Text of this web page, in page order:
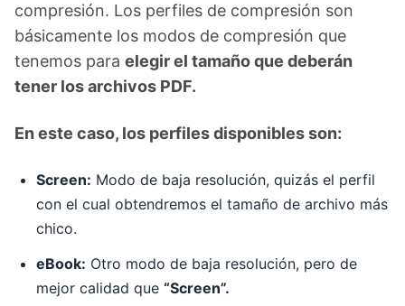
compresión. Los perfiles de compresión son
básicamente los modos de compresión que
tenemos para elegir el tamaño que deberán
tener los archivos PDF.
En este caso, los perfiles disponibles son:
Screen: Modo de baja resolución, quizás el perfil
con el cual obtendremos el tamaño de archivo más
chico.
eBook: Otro modo de baja resolución, pero de
mejor calidad que “Screen”.